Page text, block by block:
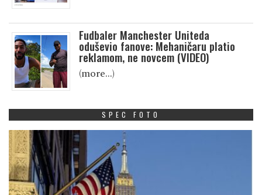
Fudbaler Manchester Uniteda
oduševio fanove: Mehaničaru platio
reklamom, ne novcem (VIDEO)
(more…)
SPEC FOTO